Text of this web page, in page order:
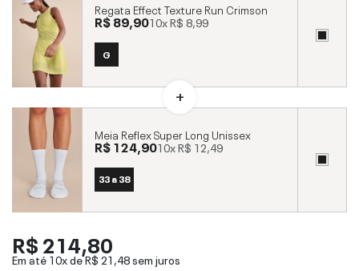
Regata Effect Texture Run Crimson
R$ 89,9010xR$ 8,99
G
Meia Reflex Super Long Unissex
R$ 124,9010xR$ 12,49
33 a 38
R$ 214,80
Em até 10x deR$ 21,48sem juros